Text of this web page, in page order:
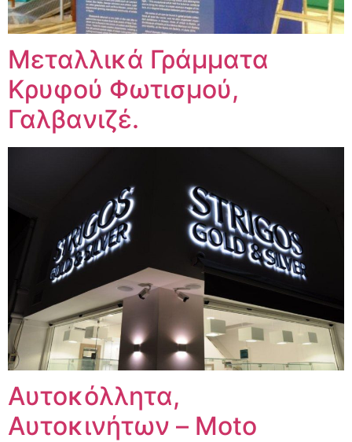
Μεταλλικά Γράμματα
Κρυφού Φωτισμού,
Γαλβανιζέ.
Αυτοκόλλητα,
Αυτοκινήτων – Moto